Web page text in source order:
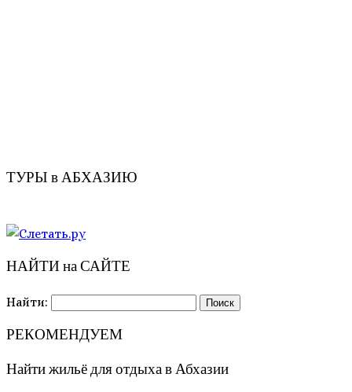
ТУРЫ в АБХАЗИЮ
НАЙТИ на САЙТЕ
Найти:
РЕКОМЕНДУЕМ
Найти жильё для отдыха в Абхазии